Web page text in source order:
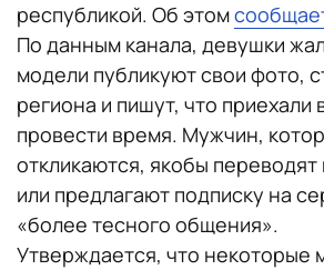
республикой. Об этом
По данным канала, девушки
модели публикуют свои фото,
региона и пишут, что приехали
провести время. Мужчин,
откликаются, якобы переводят
или предлагают подписку на
«более тесного общения».
Утверждается, что некоторые